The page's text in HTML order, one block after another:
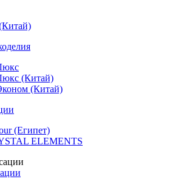
(Китай)
(Китай)
(Египет)
ELEMENTS